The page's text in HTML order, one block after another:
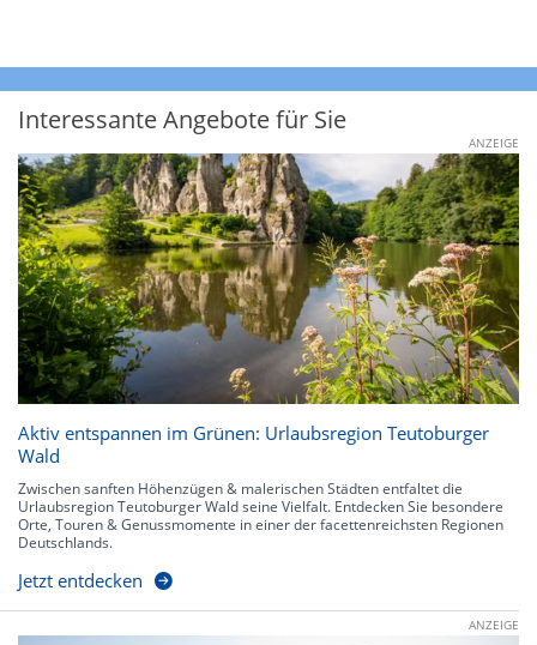
Interessante Angebote für Sie
ANZEIGE
Aktiv entspannen im Grünen: Urlaubsregion Teutoburger
Wald
Zwischen sanften Höhenzügen & malerischen Städten entfaltet die
Urlaubsregion Teutoburger Wald seine Vielfalt. Entdecken Sie besondere
Orte, Touren & Genussmomente in einer der facettenreichsten Regionen
Deutschlands.
Jetzt entdecken
ANZEIGE